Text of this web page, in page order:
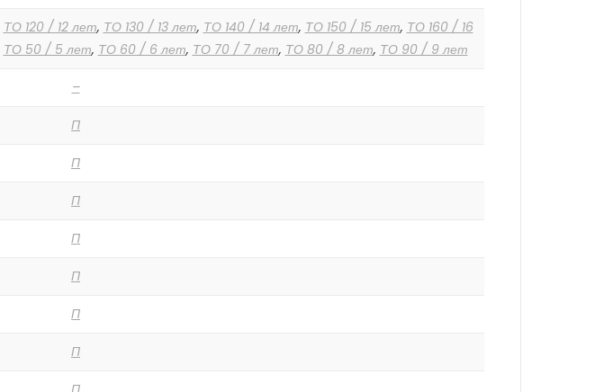
ТО 120 / 12 лет, ТО 130 / 13 лет, ТО 140 / 14 лет, ТО 150 / 15 лет, ТО 160 / 16
ТО 50 / 5 лет, ТО 60 / 6 лет, ТО 70 / 7 лет, ТО 80 / 8 лет, ТО 90 / 9 лет
–
П
П
П
П
П
П
П